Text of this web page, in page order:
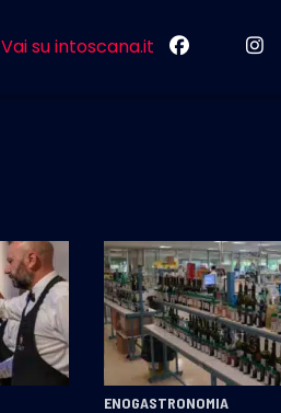
Vai su intoscana.it
ENOGASTRONOMIA